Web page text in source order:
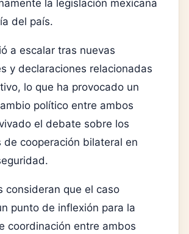
la legislación mexicana
del país.
a escalar tras nuevas
y declaraciones relacionadas
lo que ha provocado un
político entre ambos
el debate sobre los
de cooperación bilateral en
consideran que el caso
punto de inflexión para la
coordinación entre ambos